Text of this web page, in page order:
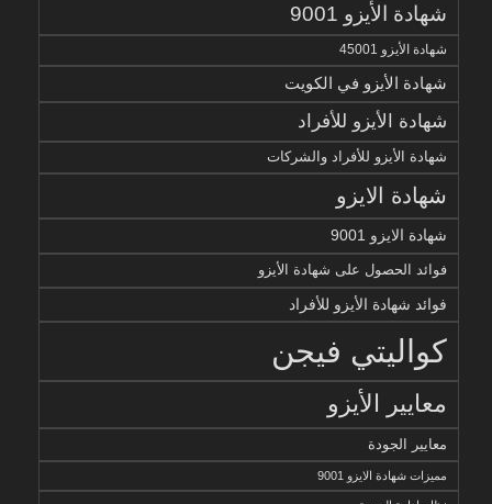
شهادة الأيزو 9001
شهادة الأيزو 45001
شهادة الأيزو في الكويت
شهادة الأيزو للأفراد
شهادة الأيزو للأفراد والشركات
شهادة الايزو
شهادة الايزو 9001
فوائد الحصول على شهادة الأيزو
فوائد شهادة الأيزو للأفراد
كواليتي فيجن
معايير الأيزو
معايير الجودة
مميزات شهادة الايزو 9001